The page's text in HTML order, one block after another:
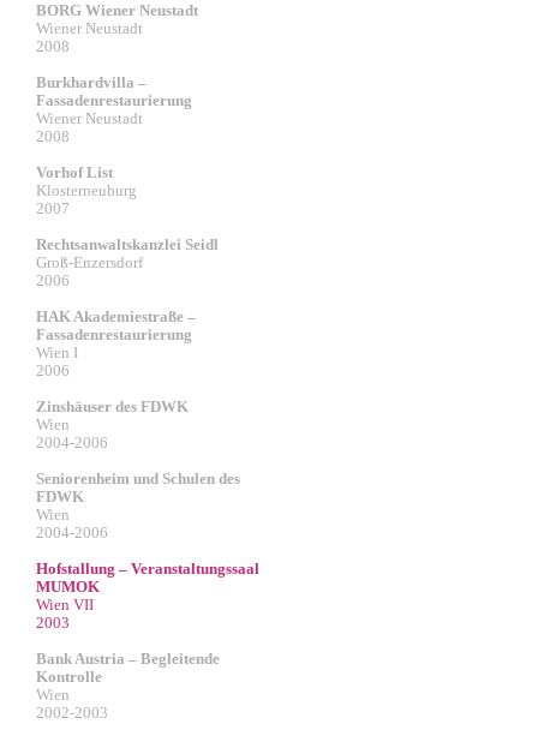
BORG Wiener Neustadt
Wiener Neustadt
2008
Burkhardvilla –
Fassadenrestaurierung
Wiener Neustadt
2008
Vorhof List
Klosterneuburg
2007
Rechtsanwaltskanzlei Seidl
Groß-Enzersdorf
2006
HAK Akademiestraße –
Fassadenrestaurierung
Wien I
2006
Zinshäuser des FDWK
Wien
2004-2006
Seniorenheim und Schulen des
FDWK
Wien
2004-2006
Hofstallung – Veranstaltungssaal
MUMOK
Wien VII
2003
Bank Austria – Begleitende
Kontrolle
Wien
2002-2003